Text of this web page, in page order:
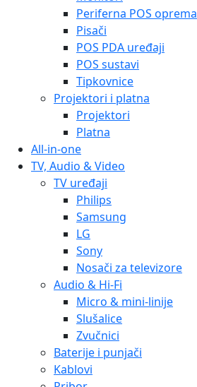
Periferna POS oprema
Pisači
POS PDA uređaji
POS sustavi
Tipkovnice
Projektori i platna
Projektori
Platna
All-in-one
TV, Audio & Video
TV uređaji
Philips
Samsung
LG
Sony
Nosači za televizore
Audio & Hi-Fi
Micro & mini-linije
Slušalice
Zvučnici
Baterije i punjači
Kablovi